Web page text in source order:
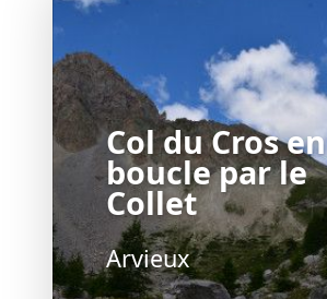
Col du Cros en
boucle par le
Collet
Arvieux